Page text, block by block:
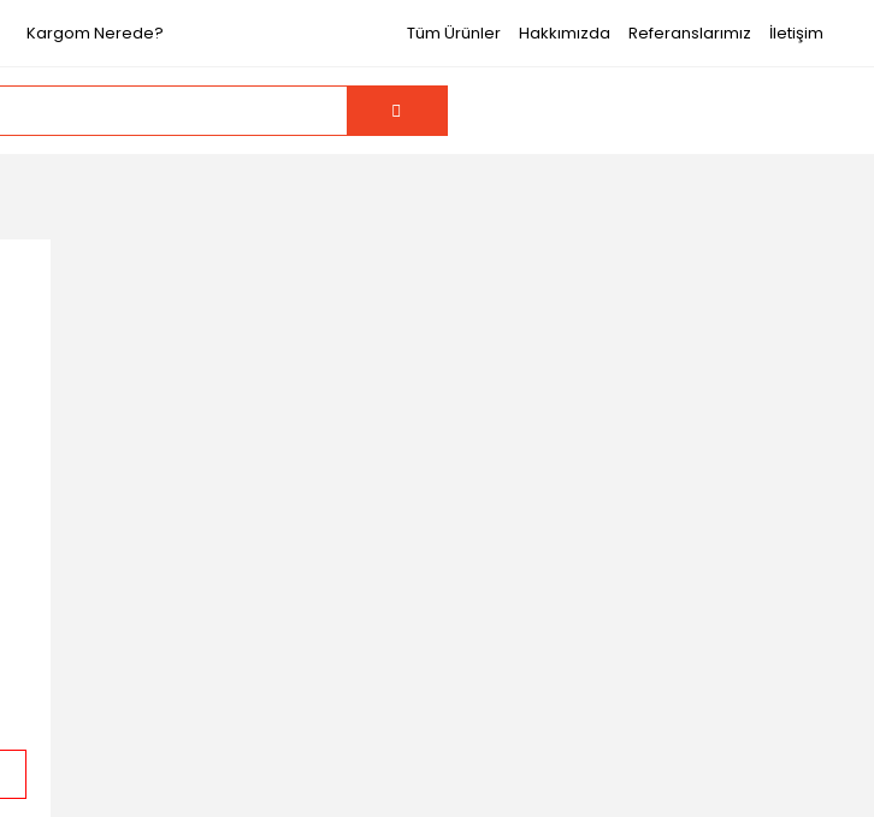
Kargom Nerede? Tüm Ürünler Hakkımızda Referanslarımız İletişim